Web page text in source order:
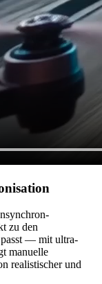
zu den
passt — mit ultra-
manuelle
realistischer und